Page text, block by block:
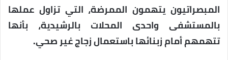
المبصراتيون يتهمون الممرضة، التي تزاول عملها
بالمستشفى واحدى المحلات بالرشيدية، بأنها
تتهمهم أمام زبنائها باستعمال زجاج غير صحي.